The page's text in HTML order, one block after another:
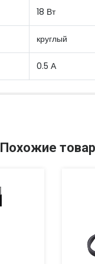
18 Вт
круглый
0.5 А
Похожие